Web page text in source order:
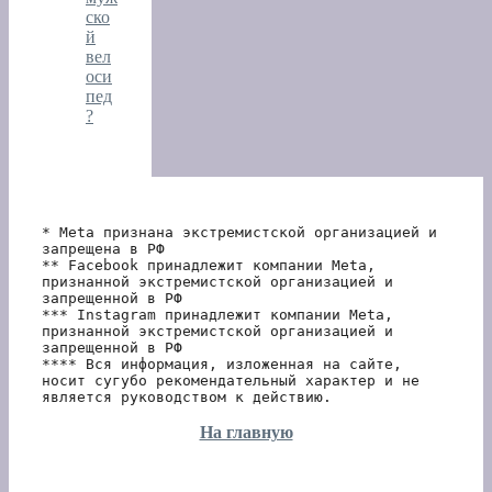
ско
й
вел
оси
пед
?
* Meta признана экстремистской организацией и
запрещена в РФ
** Facebook принадлежит компании Meta,
признанной экстремистской организацией и
запрещенной в РФ
*** Instagram принадлежит компании Meta,
признанной экстремистской организацией и
запрещенной в РФ
**** Вся информация, изложенная на сайте,
носит сугубо рекомендательный характер и не
является руководством к действию.
На главную